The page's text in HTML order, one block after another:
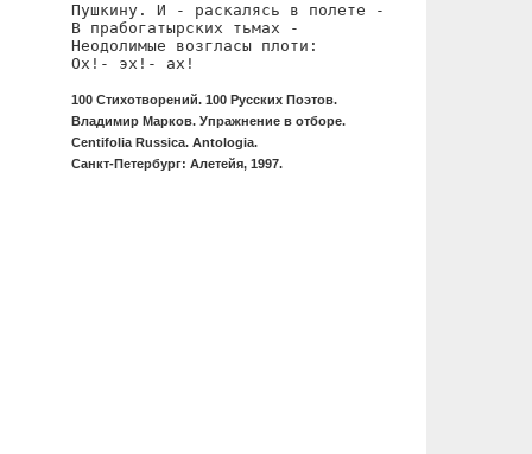
Пушкину. И - раскалясь в полете -
В прабогатырских тьмах -
Неодолимые возгласы плоти:
Ох!- эх!- ах!
100 Стихотворений. 100 Русских Поэтов.
Владимир Марков. Упражнение в отборе.
Centifolia Russica. Antologia.
Санкт-Петербург: Алетейя, 1997.